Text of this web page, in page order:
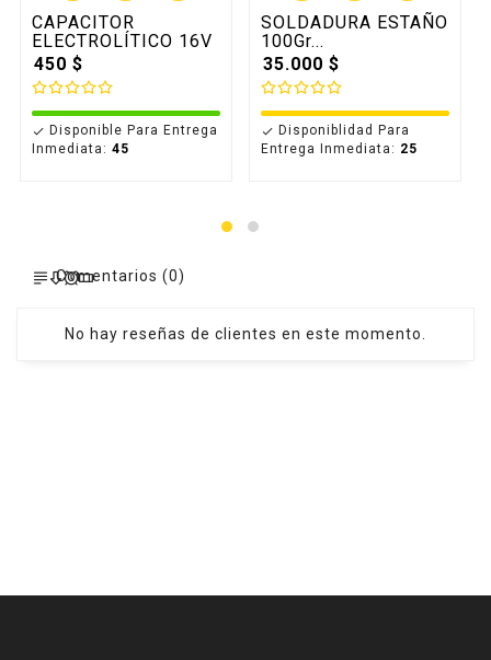
CAPACITOR
ELECTROLÍTICO 16V
450 $
 Disponible Para Entrega
Inmediata: 45
SOLDADURA ESTAÑO
100Gr...
35.000 $
 Disponiblidad Para
Entrega Inmediata: 25
Comentarios (0)
No hay reseñas de clientes en este momento.